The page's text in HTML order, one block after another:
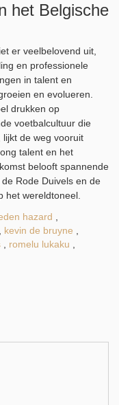
het Belgische
er veelbelovend uit,
en professionele
in talent en
en evolueren.
drukken op
voetbalcultuur die
de weg vooruit
talent en het
belooft spannende
Rode Duivels en de
het wereldtoneel.
hazard
kevin de bruyne
romelu lukaku